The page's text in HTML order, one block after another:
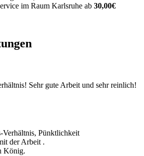
im Raum Karlsruhe ab 30,00€
Sehr gute Arbeit und sehr reinlich!
Verhältnis, Pünktlichkeit
der Arbeit .
König.